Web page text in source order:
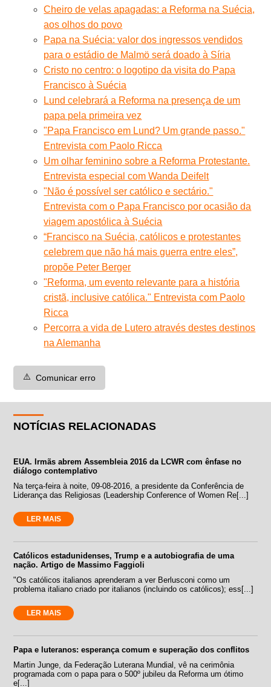
Cheiro de velas apagadas: a Reforma na Suécia,
aos olhos do povo
Papa na Suécia: valor dos ingressos vendidos
para o estádio de Malmö será doado à Síria
Cristo no centro: o logotipo da visita do Papa
Francisco à Suécia
Lund celebrará a Reforma na presença de um
papa pela primeira vez
"Papa Francisco em Lund? Um grande passo."
Entrevista com Paolo Ricca
Um olhar feminino sobre a Reforma Protestante.
Entrevista especial com Wanda Deifelt
"Não é possível ser católico e sectário."
Entrevista com o Papa Francisco por ocasião da
viagem apostólica à Suécia
“Francisco na Suécia, católicos e protestantes
celebrem que não há mais guerra entre eles”,
propõe Peter Berger
"Reforma, um evento relevante para a história
cristã, inclusive católica." Entrevista com Paolo
Ricca
Percorra a vida de Lutero através destes destinos
na Alemanha
⚠️ Comunicar erro
NOTÍCIAS RELACIONADAS
EUA. Irmãs abrem Assembleia 2016 da LCWR com ênfase no
diálogo contemplativo
Na terça-feira à noite, 09-08-2016, a presidente da Conferência de
Liderança das Religiosas (Leadership Conference of Women Re[...]
LER MAIS
Católicos estadunidenses, Trump e a autobiografia de uma
nação. Artigo de Massimo Faggioli
"Os católicos italianos aprenderam a ver Berlusconi como um
problema italiano criado por italianos (incluindo os católicos); ess[...]
LER MAIS
Papa e luteranos: esperança comum e superação dos conflitos
Martin Junge, da Federação Luterana Mundial, vê na cerimônia
programada com o papa para o 500º jubileu da Reforma um ótimo
e[...]